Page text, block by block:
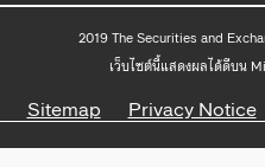
2019
เว็บไซต์นี้แสดงผลได้ดีบน
Sitemap Privacy Notice